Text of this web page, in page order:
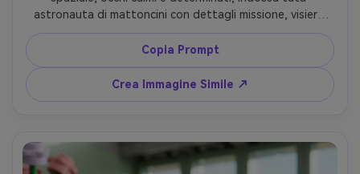
astronauta di mattoncini con dettagli missione, visiera
specchiata con campo stellare, luce fredda laterale e
bagliore interno soffuso, composizione ravvicinata
centrata, materiali dettagliati plastici e trasparenti,
dettaglio 3D alto, identità mantenuta, atmosfera epica e
calma --ar 4:5
Copia Prompt
Crea Immagine Simile ↗